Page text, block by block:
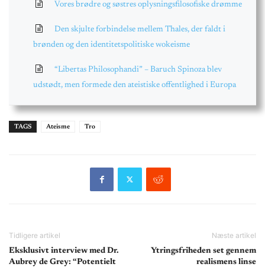
Vores brødre og søstres oplysningsfilosofiske drømme
Den skjulte forbindelse mellem Thales, der faldt i
brønden og den identitetspolitiske wokeisme
“Libertas Philosophandi” – Baruch Spinoza blev
udstødt, men formede den ateistiske offentlighed i Europa
TAGS Ateisme Tro
Tidligere artikel
Eksklusivt interview med Dr.
Aubrey de Grey: “Potentielt
Næste artikel
Ytringsfriheden set gennem
realismens linse